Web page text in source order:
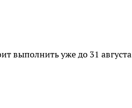
выполнить уже до 31 августа